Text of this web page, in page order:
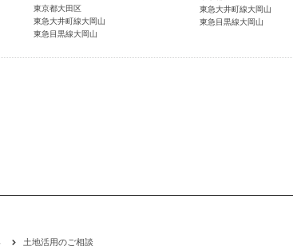
東京都大田区
東急大井町線大岡山
東急目黒線大岡山
東急大井町線大岡山
東急目黒線大岡山
土地活用のご相談